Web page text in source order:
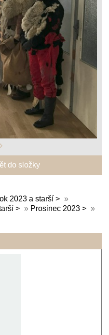
do složky
2023 a starší
»
» Prosinec 2023
»